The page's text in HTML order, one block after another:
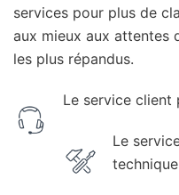
services pour plus de
aux mieux aux attentes
les plus répandus.
Le service client
Le
technique